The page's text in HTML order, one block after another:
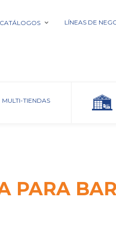
CATÁLOGOS LÍNEAS DE
MULTI-TIENDAS Home
PARA